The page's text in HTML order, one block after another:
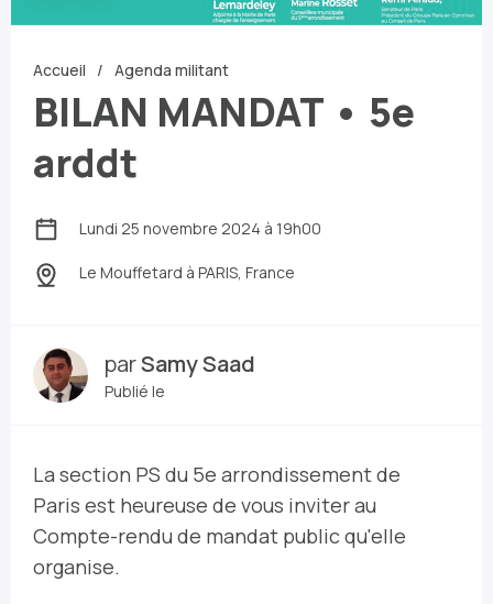
Accueil Agenda militant
BILAN MANDAT • 5e
arddt
Lundi 25 novembre 2024 à 19h00
Le Mouffetard à PARIS, France
parSamy Saad
Publié le
La section PS du 5e arrondissement de
Paris est heureuse de vous inviter au
Compte-rendu de mandat public qu'elle
organise.